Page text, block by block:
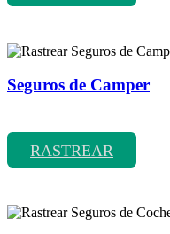
Seguros de Camper
RASTREAR